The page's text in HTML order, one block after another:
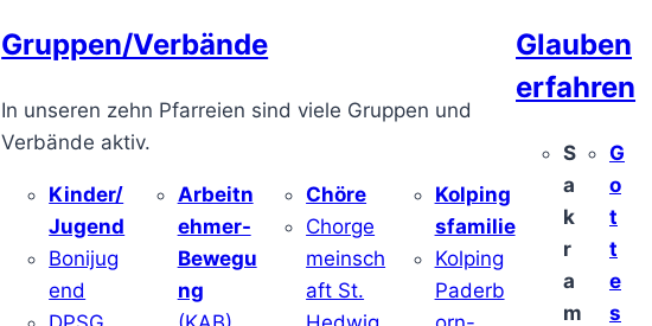
Gruppen/Verbände
In unseren zehn Pfarreien sind viele Gruppen und
Verbände aktiv.
Kinder/
Jugend
Bonijug
end
Arbeitn
ehmer-
Bewegu
ng
Chöre
Chorge
meinsch
aft St.
Kolping
sfamilie
Kolping
Paderb
Glauben
erfahren
S
a
k
r
a
m
G
o
t
t
e
s